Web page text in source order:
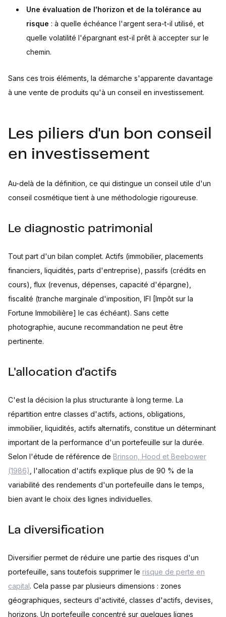
Une évaluation de l'horizon et de la tolérance au
risque : à quelle échéance l'argent sera-t-il utilisé, et
quelle volatilité l'épargnant est-il prêt à accepter sur le
chemin.
Sans ces trois éléments, la démarche s'apparente davantage
à une vente de produits qu'à un conseil en investissement.
Les piliers d'un bon conseil
en investissement
Au-delà de la définition, ce qui distingue un conseil utile d'un
conseil cosmétique tient à une méthodologie rigoureuse.
Le diagnostic patrimonial
Tout part d'un bilan complet. Actifs (immobilier, placements
financiers, liquidités, parts d'entreprise), passifs (crédits en
cours), flux (revenus, dépenses, capacité d'épargne),
fiscalité (tranche marginale d'imposition, IFI [Impôt sur la
Fortune Immobilière] le cas échéant). Sans cette
photographie, aucune recommandation ne peut être
pertinente.
L'allocation d'actifs
C'est la décision la plus structurante à long terme. La
répartition entre classes d'actifs, actions, obligations,
immobilier, liquidités, actifs alternatifs, constitue un déterminant
important de la performance d'un portefeuille sur la durée.
Selon l'étude de référence de Brinson, Hood et Beebower
(1986) , l'allocation d'actifs explique plus de 90 % de la
variabilité des rendements d'un portefeuille dans le temps,
bien avant le choix des lignes individuelles.
La diversification
Diversifier permet de réduire une partie des risques d'un
portefeuille, sans toutefois supprimer le risque de perte en
capital. Cela passe par plusieurs dimensions : zones
géographiques, secteurs d'activité, classes d'actifs, devises,
horizons. Un portefeuille concentré sur quelques lignes